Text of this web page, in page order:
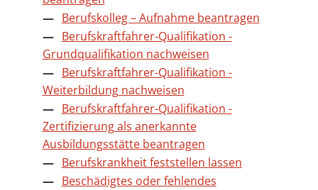
Berufskolleg – Aufnahme beantragen
Berufskraftfahrer-Qualifikation -
Grundqualifikation nachweisen
Berufskraftfahrer-Qualifikation -
Weiterbildung nachweisen
Berufskraftfahrer-Qualifikation -
Zertifizierung als anerkannte
Ausbildungsstätte beantragen
Berufskrankheit feststellen lassen
Beschädigtes oder fehlendes